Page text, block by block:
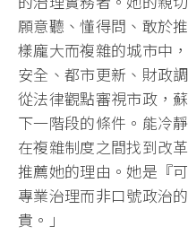
願意聽、懂得問、敢於
樣龐大而複雜的城市中
安全、都市更新、財政
從法律觀點審視市政，
下一階段的條件。能冷
在複雜制度之間找到改
推薦她的理由。她是『
專業治理而非口號政治
貴。」